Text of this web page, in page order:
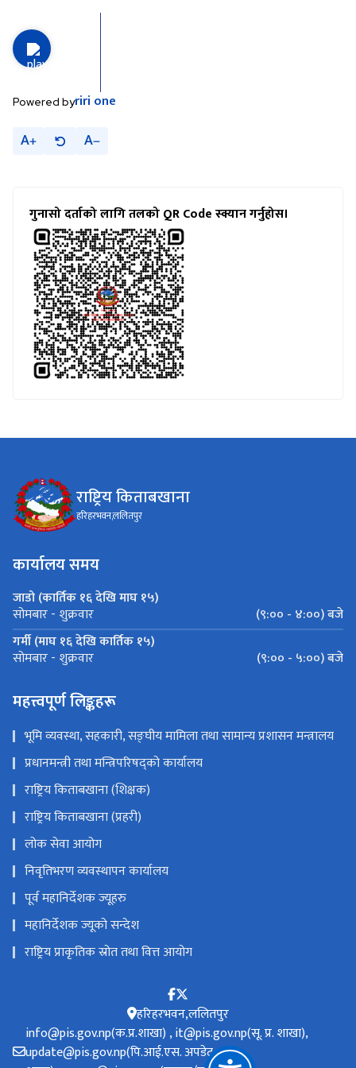
Powered byriri one
A A
गुनासो दर्ताको लागि तलको QR Code स्क्यान गर्नुहोस।
राष्ट्रिय किताबखाना
हरिहरभवन,ललितपुर
कार्यालय समय
जाडो (कार्तिक १६ देखि माघ १५)
सोमबार - शुक्रवार
(९:०० - ४:००) बजे
गर्मी (माघ १६ देखि कार्तिक १५)
सोमबार - शुक्रवार (९:०० - ५:००) बजे
महत्त्वपूर्ण लिङ्कहरू
भूमि व्यवस्था, सहकारी, सङ्‍घीय मामिला तथा सामान्य प्रशासन मन्त्रालय
प्रधानमन्त्री तथा मन्त्रिपरिषद्को कार्यालय
राष्ट्रिय किताबखाना (शिक्षक)
राष्ट्रिय किताबखाना (प्रहरी)
लोक सेवा आयोग
निवृतिभरण व्यवस्थापन कार्यालय
पूर्व महानिर्देशक ज्यूहरु
महानिर्देशक ज्यूको सन्देश
राष्ट्रिय प्राकृतिक स्रोत तथा वित्त आयोग
हरिहरभवन,ललितपुर
info@pis.gov.np(क.प्र.शाखा) , it@pis.gov.np(सू. प्र. शाखा),
update@pis.gov.np(पि.आई.एस. अपडेट